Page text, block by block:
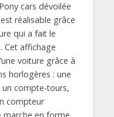
cars dévoilée
réalisable grâce
qui a fait le
Cet affichage
voiture grâce à
horlogères : une
compte-tours,
compteur